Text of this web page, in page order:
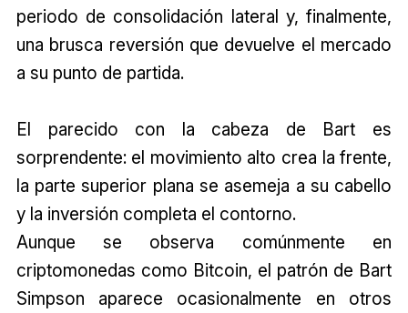
periodo de consolidación lateral y, finalmente,
una brusca reversión que devuelve el mercado
a su punto de partida.
El parecido con la cabeza de Bart es
sorprendente: el movimiento alto crea la frente,
la parte superior plana se asemeja a su cabello
y la inversión completa el contorno.
Aunque se observa comúnmente en
criptomonedas como Bitcoin, el patrón de Bart
Simpson aparece ocasionalmente en otros